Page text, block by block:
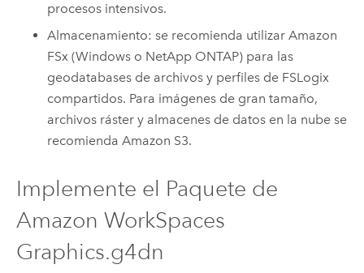
procesos intensivos.
Almacenamiento: se recomienda utilizarAmazon
FSx (Windows o NetApp ONTAP) para las
geodatabases de archivos y perfiles de FSLogix
compartidos. Para imágenes de gran tamaño,
archivos ráster y almacenes de datos en la nube se
recomiendaAmazon S3.
Implemente el Paquete de
Amazon WorkSpaces
Graphics.g4dn